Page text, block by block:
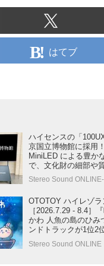
はてブ
ハイセンスの「
京国立博物館に採用
MiniLED による豊か
で、文化財の細部や
現
Stereo Sound
OTOTOY ハイレゾ
［2026.7.29 - 8.4］
かわ 人魚の島のひみ
ンドトラックが1位2
Stereo Sound ONLINE